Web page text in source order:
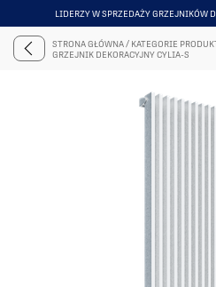
NAJWIĘKSZY SHOWROOM Z
ITEM
STRONA GŁÓWNA/ KATEGORIE
GRZEJNIK DEKORACYJNY CYLIA-S